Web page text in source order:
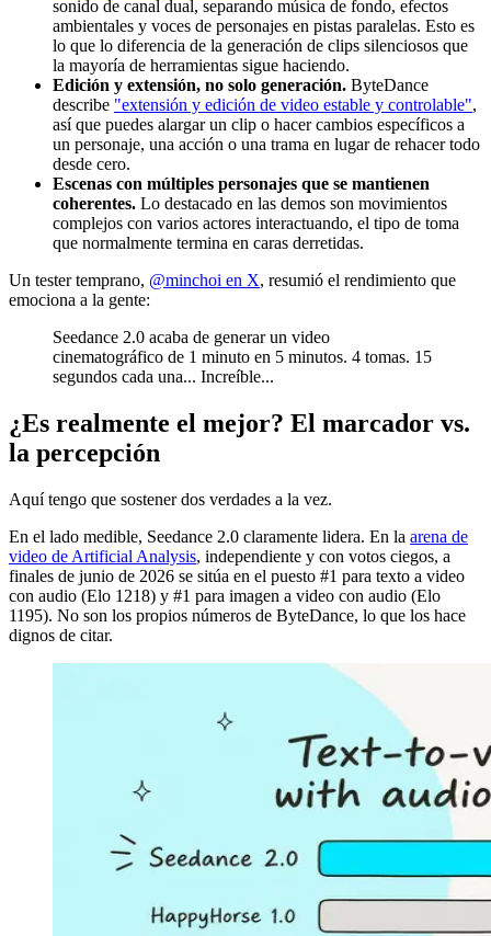
sonido de canal dual, separando música de fondo, efectos
ambientales y voces de personajes en pistas paralelas. Esto es
lo que lo diferencia de la generación de clips silenciosos que
la mayoría de herramientas sigue haciendo.
Edición y extensión, no solo generación. ByteDance
describe "extensión y edición de video estable y controlable",
así que puedes alargar un clip o hacer cambios específicos a
un personaje, una acción o una trama en lugar de rehacer todo
desde cero.
Escenas con múltiples personajes que se mantienen
coherentes. Lo destacado en las demos son movimientos
complejos con varios actores interactuando, el tipo de toma
que normalmente termina en caras derretidas.
Un tester temprano, @minchoi en X, resumió el rendimiento que
emociona a la gente:
Seedance 2.0 acaba de generar un video
cinematográfico de 1 minuto en 5 minutos. 4 tomas. 15
segundos cada una... Increíble...
¿Es realmente el mejor? El marcador vs.
la percepción
Aquí tengo que sostener dos verdades a la vez.
En el lado medible, Seedance 2.0 claramente lidera. En la arena de
video de Artificial Analysis, independiente y con votos ciegos, a
finales de junio de 2026 se sitúa en el puesto #1 para texto a video
con audio (Elo 1218) y #1 para imagen a video con audio (Elo
1195). No son los propios números de ByteDance, lo que los hace
dignos de citar.